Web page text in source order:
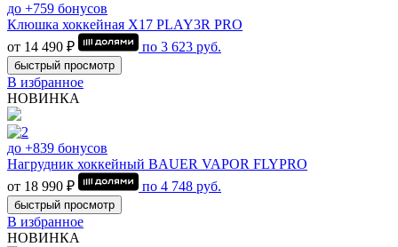
до +759 бонусов
Клюшка хоккейная Х17 PLAY3R PRO
от 14 490 ₽
по 3 623 руб.
быстрый просмотр
В избранное
НОВИНКА
до +839 бонусов
Нагрудник хоккейный BAUER VAPOR FLYPRO
от 18 990 ₽
по 4 748 руб.
быстрый просмотр
В избранное
НОВИНКА